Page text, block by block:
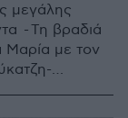
μεγάλης
- Τη βραδιά
Μαρία με τον